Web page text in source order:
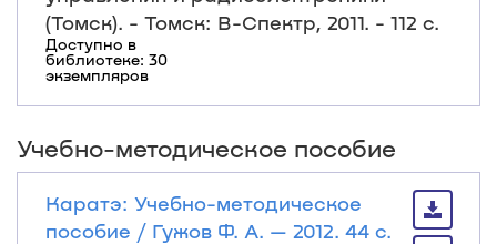
(Томск). - Томск: В-Спектр, 2011. - 112 с.
Доступно в
библиотеке: 30
экземпляров
Учебно-методическое пособие
Каратэ: Учебно-методическое
пособие / Гужов Ф. А. — 2012. 44 с.